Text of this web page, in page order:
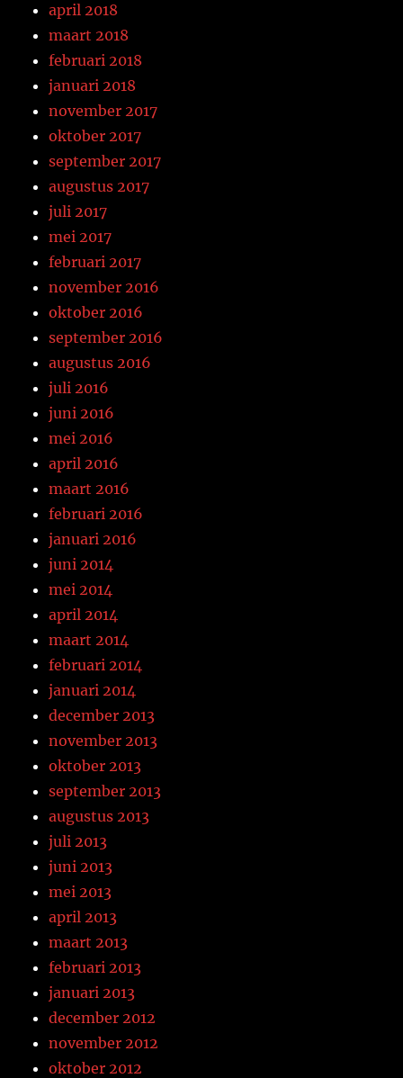
april 2018
maart 2018
februari 2018
januari 2018
november 2017
oktober 2017
september 2017
augustus 2017
juli 2017
mei 2017
februari 2017
november 2016
oktober 2016
september 2016
augustus 2016
juli 2016
juni 2016
mei 2016
april 2016
maart 2016
februari 2016
januari 2016
juni 2014
mei 2014
april 2014
maart 2014
februari 2014
januari 2014
december 2013
november 2013
oktober 2013
september 2013
augustus 2013
juli 2013
juni 2013
mei 2013
april 2013
maart 2013
februari 2013
januari 2013
december 2012
november 2012
oktober 2012